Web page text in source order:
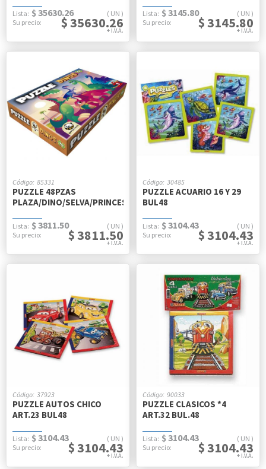
UN
$ 35630.26
$ 35630.26
UN
$ 3145.80
$ 3145.80
85331
PUZZLE 48PZAS
PLAZA/DINO/SELVA/PRINCES/PIRATA
UN
$ 3811.50
$ 3811.50
30485
PUZZLE ACUARIO 16 Y 29
BUL48
UN
$ 3104.43
$ 3104.43
37923
PUZZLE AUTOS CHICO
ART.23 BUL48
UN
$ 3104.43
$ 3104.43
90033
PUZZLE CLASICOS *4
ART.32 BUL.48
UN
$ 3104.43
$ 3104.43